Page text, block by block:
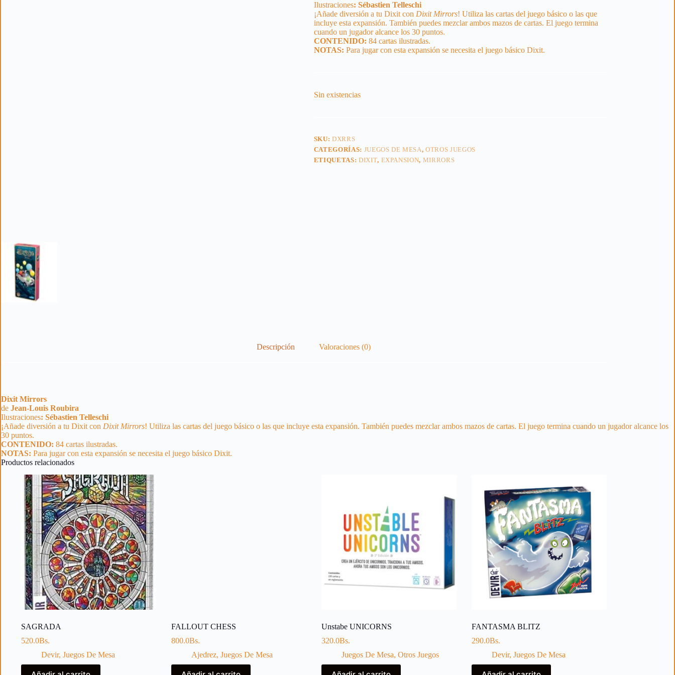
Ilustraciones: Sébastien Telleschi
¡Añade diversión a tu Dixit con Dixit Mirrors! Utiliza las cartas del juego básico o las que
incluye esta expansión. También puedes mezclar ambos mazos de cartas. El juego termina
cuando un jugador alcance los 30 puntos.
CONTENIDO: 84 cartas ilustradas.
NOTAS: Para jugar con esta expansión se necesita el juego básico Dixit.
Sin existencias
SKU:DXRRS
CATEGORÍAS: JUEGOS DE MESA,OTROS JUEGOS
ETIQUETAS: DIXIT, EXPANSION, MIRRORS
Descripción Valoraciones (0)
Dixit Mirrors
de Jean-Louis Roubira
Ilustraciones: Sébastien Telleschi
¡Añade diversión a tu Dixit con Dixit Mirrors! Utiliza las cartas del juego básico o las que incluye esta expansión. También puedes mezclar ambos mazos de cartas. El juego termina cuando un jugador alcance los
30 puntos.
CONTENIDO: 84 cartas ilustradas.
NOTAS: Para jugar con esta expansión se necesita el juego básico Dixit.
Productos relacionados
SAGRADA
520.0Bs.
Devir, Juegos De Mesa
FALLOUT CHESS
800.0Bs.
Ajedrez, Juegos De Mesa
Unstabe UNICORNS
320.0Bs.
Juegos De Mesa, Otros Juegos
FANTASMA BLITZ
290.0Bs.
Devir, Juegos De Mesa